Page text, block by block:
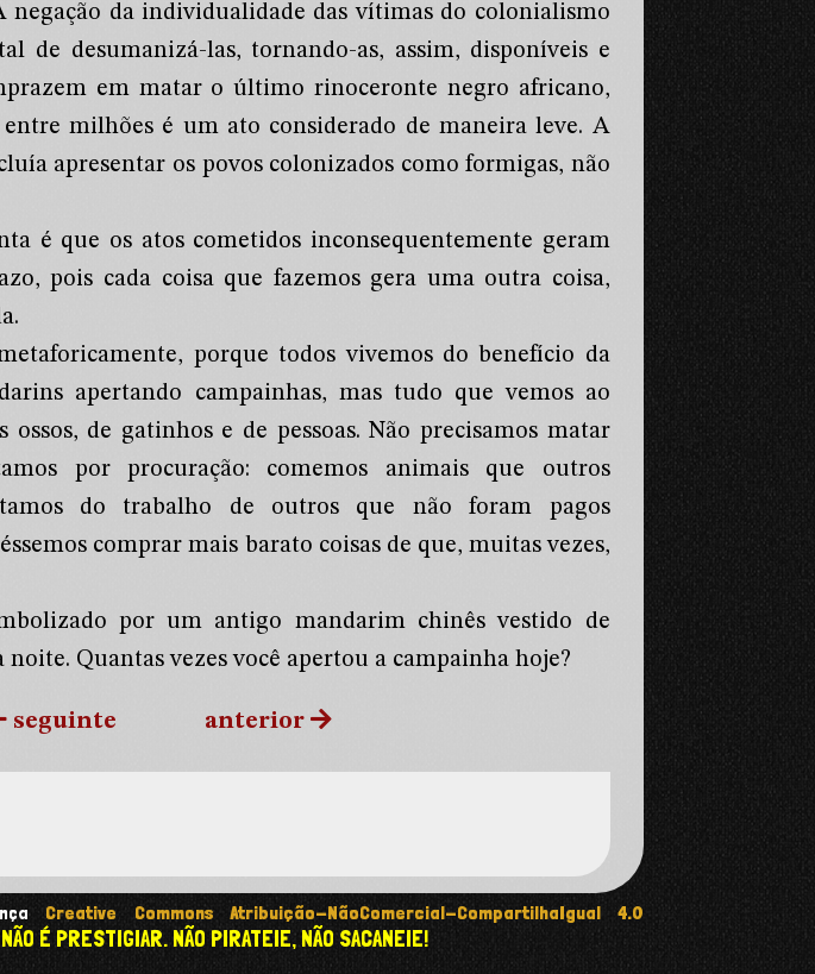
negação da individualidade das vítimas do colonialismo
de desumanizá-las, tornando-as, assim, disponíveis e
em matar o último rinoceronte negro africano,
milhões é um ato considerado de maneira leve. A
apresentar os povos colonizados como formigas, não
é que os atos cometidos inconsequentemente geram
pois cada coisa que fazemos gera uma outra coisa,
porque todos vivemos do benefício da
apertando campainhas, mas tudo que vemos ao
de gatinhos e de pessoas. Não precisamos matar
por procuração: comemos animais que outros
do trabalho de outros que não foram pagos
comprar mais barato coisas de que, muitas vezes,
por um antigo mandarim chinês vestido de
noite. Quantas vezes você apertou a campainha hoje?
seguinte anterior
Creative Commons Atribuição-NãoComercial-CompartilhaIgual 4.0
É PRESTIGIAR. NÃO PIRATEIE, NÃO SACANEIE!